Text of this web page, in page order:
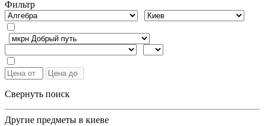
Фильтр
Свернуть поиск
Другие предметы в киеве